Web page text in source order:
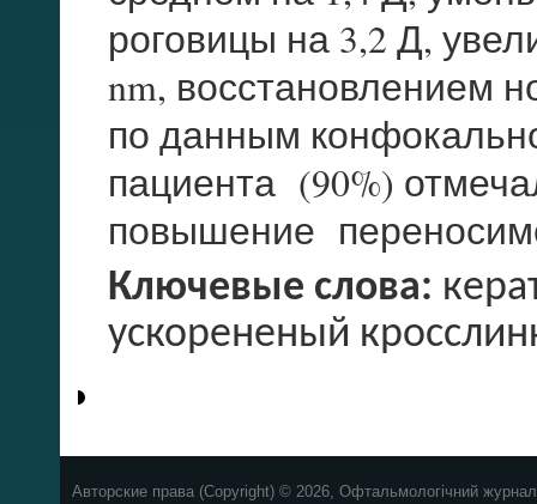
роговицы на 3,2 Д,
nm, восстановлением
по данным
пациента (90%)
повышение
Ключевые слова:
ускорененый
Авторские права (Copyright) © 2026, Офтальмологічний